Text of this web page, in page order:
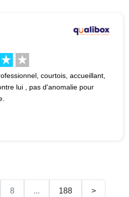
courtois, accueillant,
lui , pas d'anomalie pour
8 ... 188 >